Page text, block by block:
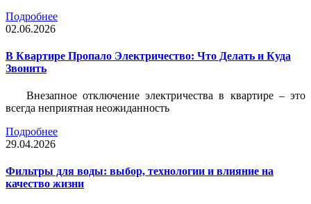
Подробнее
02.06.2026
В Квартире Пропало Электричество: Что Делать и Куда
Звонить
Внезапное отключение электричества в квартире – это
всегда неприятная неожиданность
Подробнее
29.04.2026
Фильтры для воды: выбор, технологии и влияние на
качество жизни